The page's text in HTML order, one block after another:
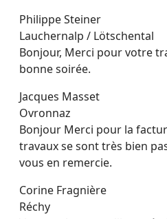
Philippe Steiner
Lauchernalp / Lötschental
Bonjour, Merci pour votre
bonne soirée.
Jacques Masset
Ovronnaz
Bonjour Merci pour la
travaux se sont très bien
vous en remercie.
Corine Fragnière
Réchy